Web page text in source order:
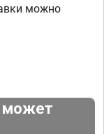
можно
может